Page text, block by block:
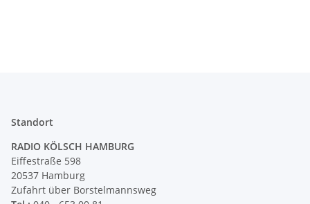
Standort
RADIO KÖLSCH HAMBURG
Eiffestraße 598
20537 Hamburg
Zufahrt über Borstelmannsweg